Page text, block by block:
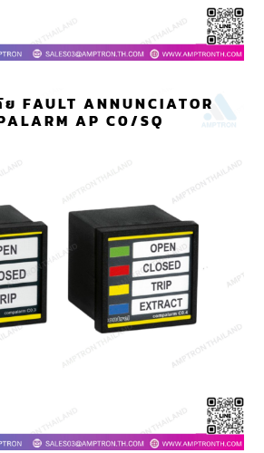
FAULT ANNUNCIATOR
AP C0/SQ